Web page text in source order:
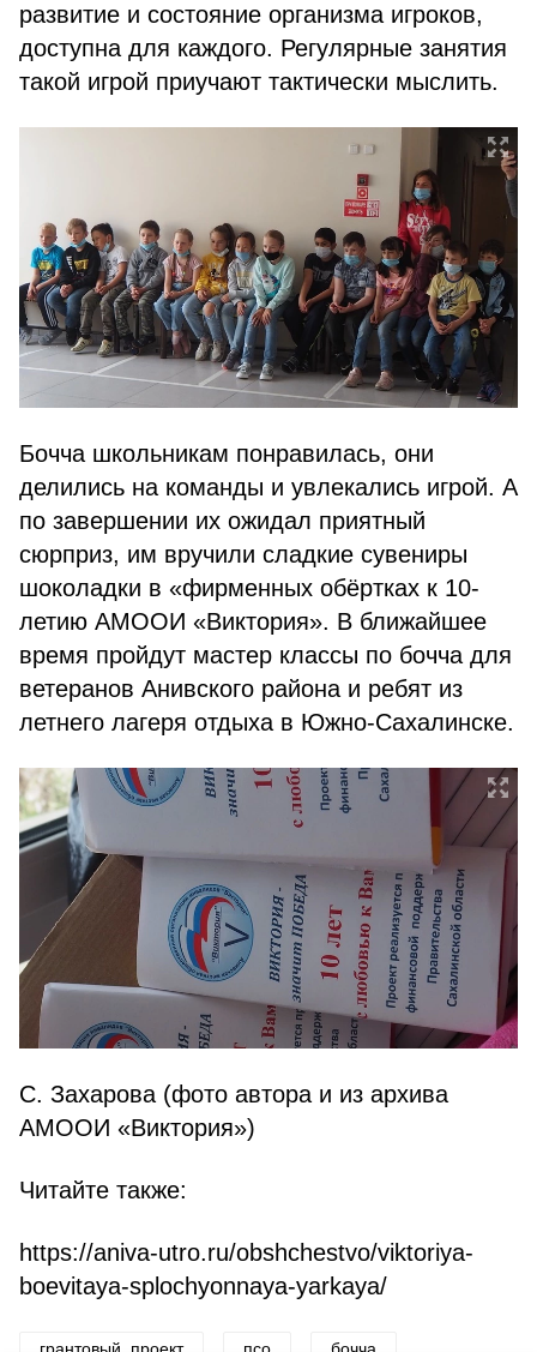
развитие и состояние организма игроков,
доступна для каждого. Регулярные занятия
такой игрой приучают тактически мыслить.
Бочча школьникам понравилась, они
делились на команды и увлекались игрой. А
по завершении их ожидал приятный
сюрприз, им вручили сладкие сувениры
шоколадки в «фирменных обёртках к 10-
летию АМООИ «Виктория». В ближайшее
время пройдут мастер классы по бочча для
ветеранов Анивского района и ребят из
летнего лагеря отдыха в Южно-Сахалинске.
С. Захарова (фото автора и из архива
АМООИ «Виктория»)
Читайте также:
https://aniva-utro.ru/obshchestvo/viktoriya-
boevitaya-splochyonnaya-yarkaya/